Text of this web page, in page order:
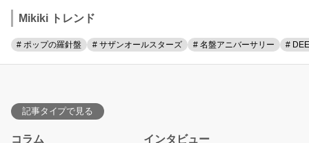
Mikiki トレンド
# ポップの羅針盤 # サザンオールスターズ # 名盤アニバーサリー #
記事タイプで見る
コラム
インタビュー